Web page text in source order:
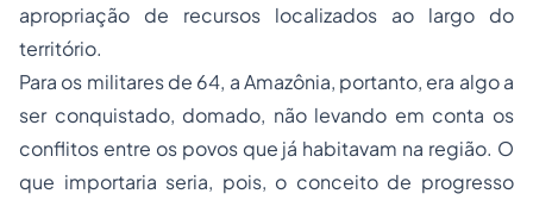
apropriação de recursos localizados ao largo do
território.
Para os militares de 64, a Amazônia, portanto, era algo a
ser conquistado, domado, não levando em conta os
conflitos entre os povos que já habitavam na região. O
que importaria seria, pois, o conceito de progresso